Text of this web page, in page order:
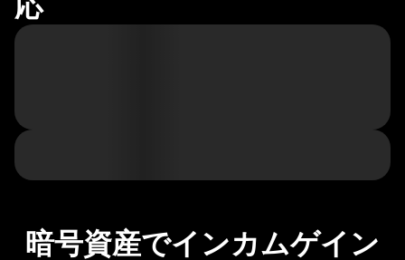
暗号資産でインカムゲイン